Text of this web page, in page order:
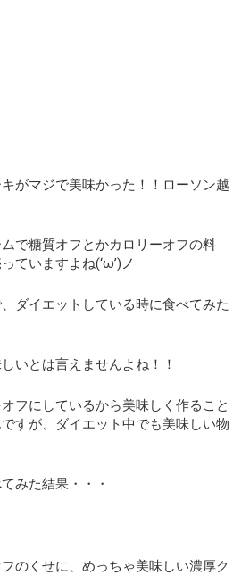
がマジで美味かった！！ローソン越
で糖質オフとかカロリーオフの料
ていますよね(‘ω’)ノ
ダイエットしている時に食べてみた
いとは言えませんよね！！
フにしているから美味しく作ること
すが、
ダイエット中でも美味しい物
みた結果・・・
のくせに、めっちゃ美味しい濃厚ク